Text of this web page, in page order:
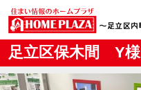
足立区保木間 Y様